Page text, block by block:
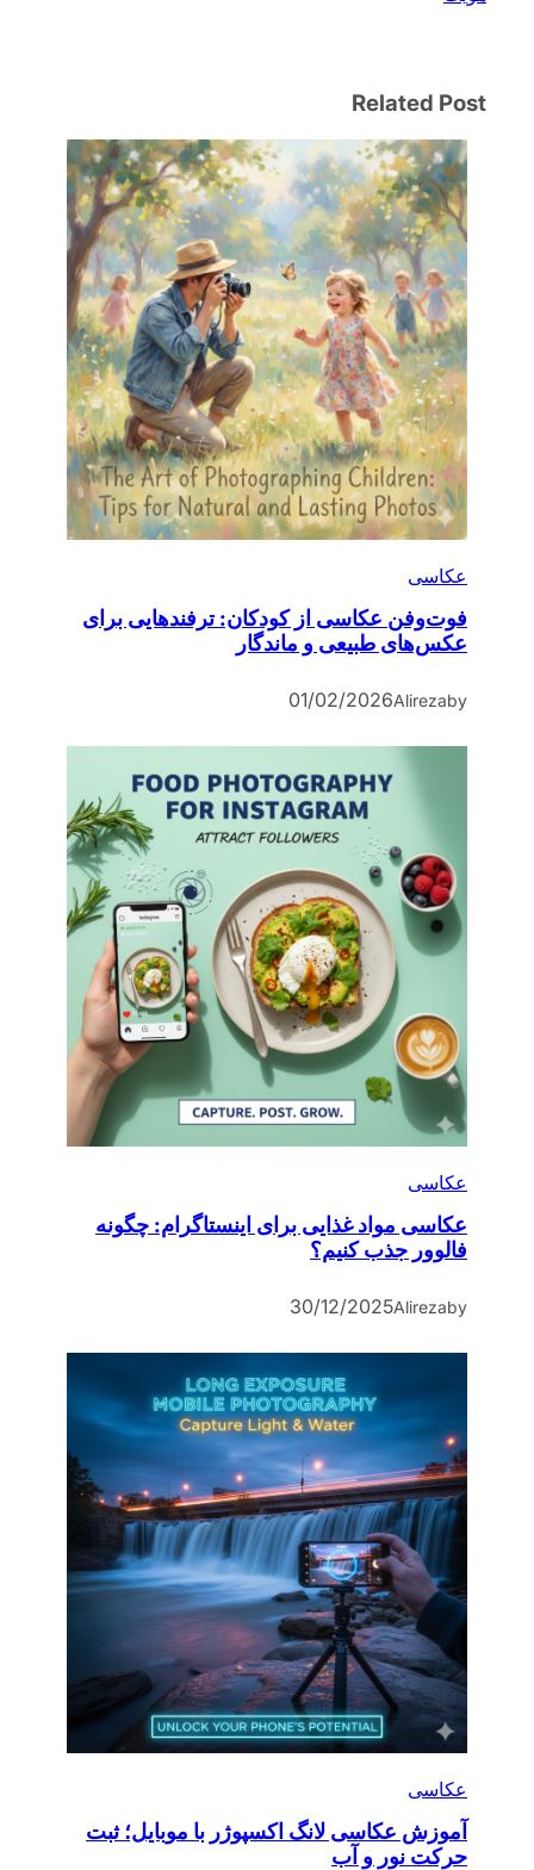
Related Post
عکاسی
فوت‌وفن عکاسی از کودکان: ترفندهایی برای
عکس‌های طبیعی و ماندگار
by
Alireza
01/02/2026
عکاسی
عکاسی مواد غذایی برای اینستاگرام: چگونه
فالوور جذب کنیم؟
by
Alireza
30/12/2025
عکاسی
آموزش عکاسی لانگ اکسپوژر با موبایل؛ ثبت
حرکت نور و آب